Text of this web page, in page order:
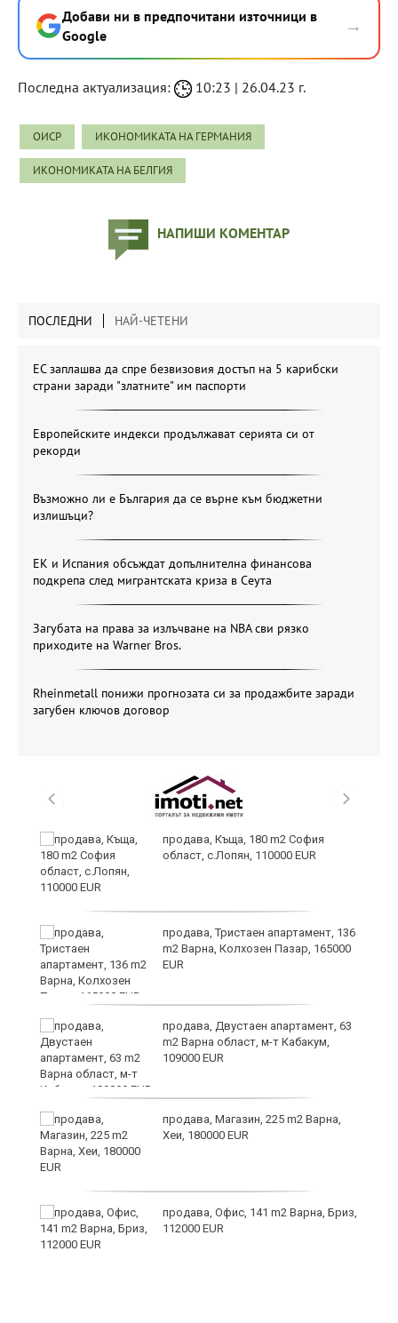
Добави ни в предпочитани източници в
Google
→
Последна актуализация: 10:23 | 26.04.23 г.
ОИСР ИКОНОМИКАТА НА ГЕРМАНИЯ
ИКОНОМИКАТА НА БЕЛГИЯ
НАПИШИ КОМЕНТАР
ПОСЛЕДНИ НАЙ-ЧЕТЕНИ
ЕС заплашва да спре безвизовия достъп на 5 карибски
страни заради "златните" им паспорти
Европейските индекси продължават серията си от
рекорди
Възможно ли е България да се върне към бюджетни
излишъци?
ЕК и Испания обсъждат допълнителна финансова
подкрепа след мигрантската криза в Сеута
Загубата на права за излъчване на NBA сви рязко
приходите на Warner Bros.
Rheinmetall понижи прогнозата си за продажбите заради
загубен ключов договор
продава, Къща, 180 m2 София
област, с.Лопян, 110000 EUR
продава, Тристаен апартамент, 136
m2 Варна, Колхозен Пазар, 165000
EUR
продава, Двустаен апартамент, 63
m2 Варна област, м-т Кабакум,
109000 EUR
продава, Магазин, 225 m2 Варна,
Хеи, 180000 EUR
продава, Офис, 141 m2 Варна, Бриз,
112000 EUR